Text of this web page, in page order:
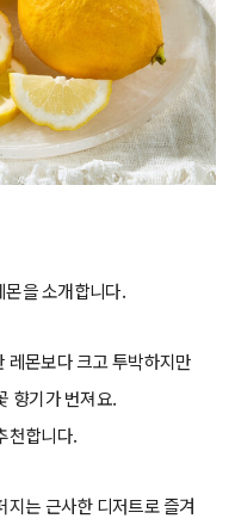
을 소개합니다.
레몬보다 크고 투박하지만
향기가 번져요.
천합니다.
는 근사한 디저트로 즐겨